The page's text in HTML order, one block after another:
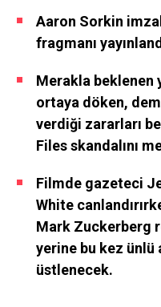
Aaron Sorkin
fragmanı
Merakla beklenen
ortaya döken,
verdiği zararları
Files skandalını
Filmde gazeteci
White
Mark Zuckerberg
yerine bu kez
üstlenecek.